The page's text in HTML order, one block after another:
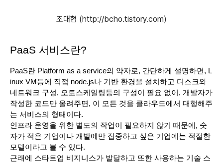
조대협 (http://bcho.tistory.com)
PaaS 서비스란?
PaaS란 Platform as a service의 약자로, 간단하게 설명하면, L
inux VM등에 직접 node.js나 기반 환경을 설치하고 디스크와
네트워크 구성, 오토스케일링등의 구성이 필요 없이, 개발자가
작성한 코드만 올려주면, 이 모든 것을 클라우드에서 대행해주
는 서비스의 형태이다.
인프라 운영을 위한 별도의 작업이 필요하지 않기 때문에, 숫
자가 적은 기업이나 개발에만 집중하고 싶은 기업에는 적절한
모델이라고 볼 수 있다.
근래에 스타트업 비지니스가 발달하고 또한 사용하는 기술 스